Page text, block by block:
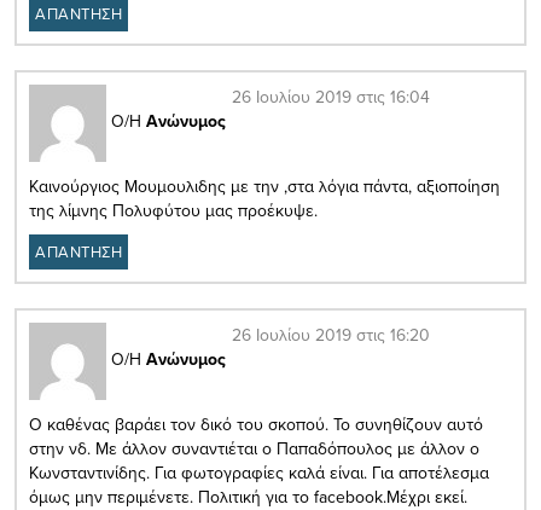
ΑΠΑΝΤΗΣΗ
Ο/Η Ανώνυμος
26 Ιουλίου 2019 στις 16:04
Καινούργιος Μουμουλιδης με την ,στα λόγια πάντα, αξιοποίηση
της λίμνης Πολυφύτου μας προέκυψε.
ΑΠΑΝΤΗΣΗ
Ο/Η Ανώνυμος
26 Ιουλίου 2019 στις 16:20
Ο καθένας βαράει τον δικό του σκοπού. Το συνηθίζουν αυτό
στην νδ. Με άλλον συναντιέται ο Παπαδόπουλος με άλλον ο
Κωνσταντινίδης. Για φωτογραφίες καλά είναι. Για αποτέλεσμα
όμως μην περιμένετε. Πολιτική για το facebook.Μέχρι εκεί.